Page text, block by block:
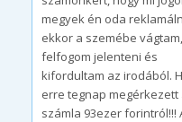
megyek én oda
ekkor a szemébe
felfogom jelenteni és
kifordultam az irodából.
erre tegnap megérkezett
számla 93ezer forintról!!!